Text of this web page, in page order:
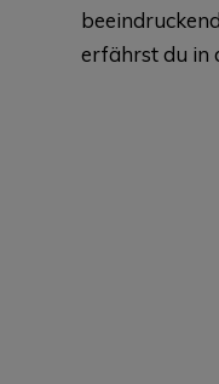
erfährst du in